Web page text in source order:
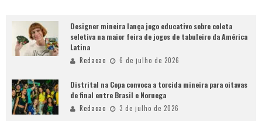
Designer mineira lança jogo educativo sobre coleta
seletiva na maior feira de jogos de tabuleiro da América
Latina
Redacao 6 de julho de 2026
Distrital na Copa convoca a torcida mineira para oitavas
de final entre Brasil e Noruega
Redacao 3 de julho de 2026